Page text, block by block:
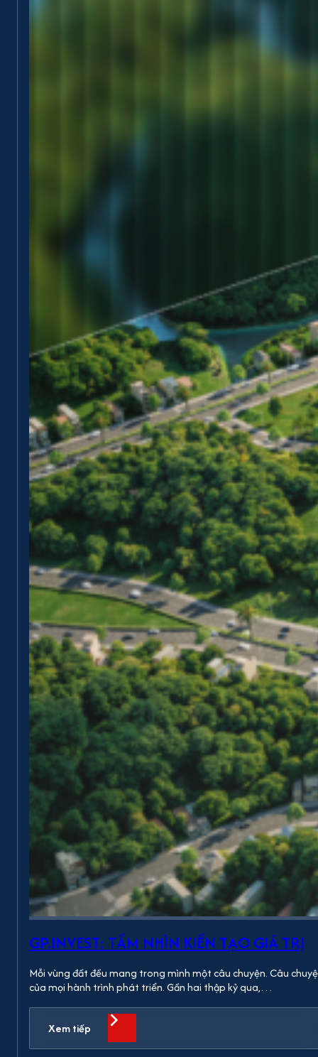
GP.INVEST: TẦM NHÌN KIẾN TẠO GIÁ TRỊ
Mỗi vùng đất đều mang trong mình một câu chuyện. Câu
của mọi hành trình phát triển. Gần hai thập kỷ qua,…
Xem tiếp